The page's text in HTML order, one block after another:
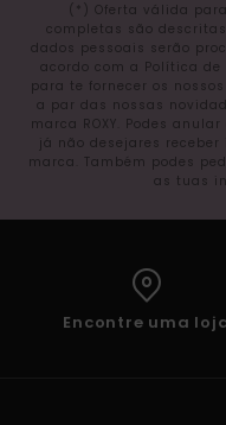
(*) Oferta válida
completas são
dados pessoais serão
acordo com a Política de
para te fornecer os
a par das nossas
marca ROXY. Podes
já não desejares receber
marca. Também podes
as tuas
Encontre uma